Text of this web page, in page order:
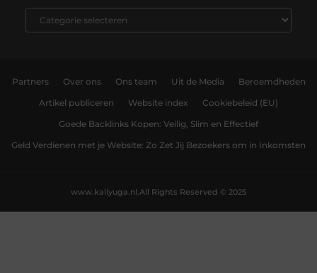
Partners Over ons Ons team Uit de Media Beroemdheden
Artikel publiceren Website index Cookiebeleid (EU)
Goede Backlinks Kopen: Veilig, Slim en Effectief
Geld Verdienen met je Website: Zo Zet Jij Bezoekers om in Inkomsten
All Rights Reserved © 2025
www.kaliyuga.nl.